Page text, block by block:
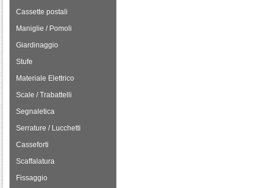
Cassette postali
Maniglie / Pomoli
Giardinaggio
Stufe
Materiale Elettrico
Scale / Trabattelli
Segnaletica
Serrature / Lucchetti
Casseforti
Scaffalatura
Fissaggio